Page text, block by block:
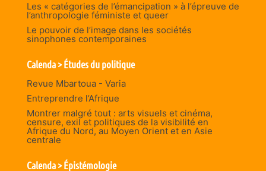
Les « catégories de l’émancipation » à l’épreuve de
l’anthropologie féministe et queer
Le pouvoir de l’image dans les sociétés
sinophones contemporaines
Calenda > Études du politique
Revue Mbartoua - Varia
Entreprendre l’Afrique
Montrer malgré tout : arts visuels et cinéma,
censure, exil et politiques de la visibilité en
Afrique du Nord, au Moyen Orient et en Asie
centrale
Calenda > Épistémologie